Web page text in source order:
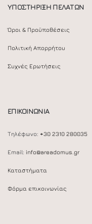
ΥΠΟΣΤΗΡΙΞΗ ΠΕΛΑΤΩΝ
Όροι & Προϋποθέσεις
Πολιτική Απορρήτου
Συχνές Ερωτήσεις
ΕΠΙΚΟΙΝΩΝΙΑ
Τηλέφωνο: +30 2310 280035
Email: info@areadomus.gr
Καταστήματα
Φόρμα επικοινωνίας